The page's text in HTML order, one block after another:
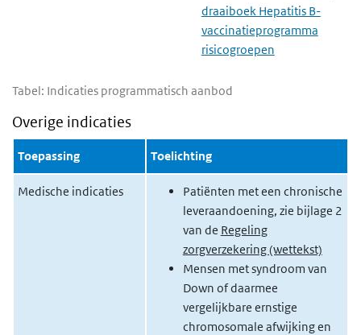
Tabel: Indicaties programmatisch aanbod
draaiboek Hepatitis B-
vaccinatieprogramma
risicogroepen
Overige indicaties
Toepassing Toelichting
Medische indicaties
Patiënten met een chronische
leveraandoening, zie bijlage 2
van de Regeling
zorgverzekering (wettekst)
Mensen met syndroom van
Down of daarmee
vergelijkbare ernstige
chromosomale afwijking en